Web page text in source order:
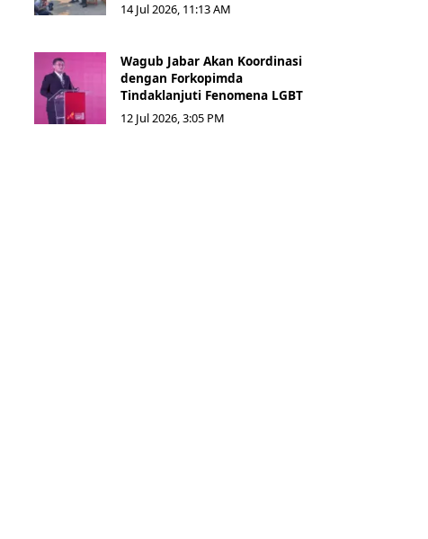
14 Jul 2026, 11:13 AM
Wagub Jabar Akan Koordinasi
dengan Forkopimda
Tindaklanjuti Fenomena LGBT
12 Jul 2026, 3:05 PM